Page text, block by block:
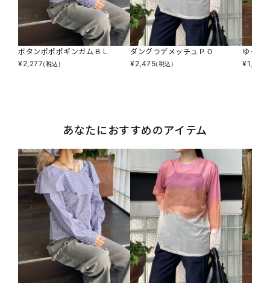
ボタンポポポギンガムＢＬ
¥2,277(税込)
ダングラデメッチュＰＯ
¥2,475(税込)
ゆった
¥1,617
あなたにおすすめのアイテム